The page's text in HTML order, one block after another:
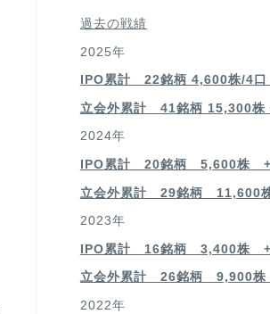
過去の戦績
2025年
IPO累計 22銘柄 4,600株/4
立会外累計 41銘柄 15,300株
2024年
IPO累計 20銘柄 5,600株
立会外累計 29銘柄 11,600
2023年
IPO累計 16銘柄 3,400株
立会外累計 26銘柄 9,900
2022年